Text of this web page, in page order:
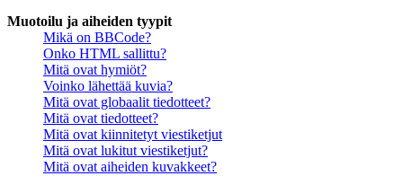
Muotoilu ja aiheiden tyypit
Mikä on BBCode?
Onko HTML sallittu?
Mitä ovat hymiöt?
Voinko lähettää kuvia?
Mitä ovat globaalit tiedotteet?
Mitä ovat tiedotteet?
Mitä ovat kiinnitetyt viestiketjut
Mitä ovat lukitut viestiketjut?
Mitä ovat aiheiden kuvakkeet?